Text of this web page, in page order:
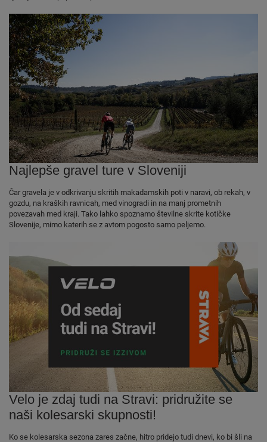
Najlepše gravel ture v Sloveniji
Čar gravela je v odkrivanju skritih makadamskih poti v naravi, ob rekah, v
gozdu, na kraških ravnicah, med vinogradi in na manj prometnih
povezavah med kraji. Tako lahko spoznamo številne skrite kotičke
Slovenije, mimo katerih se z avtom pogosto samo peljemo.
Velo je zdaj tudi na Stravi: pridružite se
naši kolesarski skupnosti!
Ko se kolesarska sezona zares začne, hitro pridejo tudi dnevi, ko bi šli na